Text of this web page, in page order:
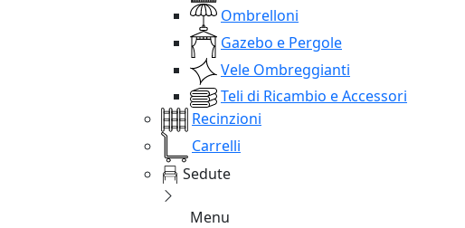
Ombrelloni
Gazebo e Pergole
Vele Ombreggianti
Teli di Ricambio e Accessori
Recinzioni
Carrelli
Sedute
Menu